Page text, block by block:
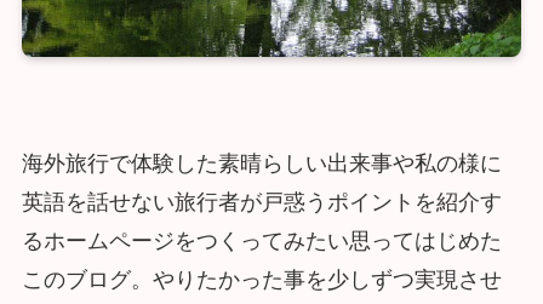
海外旅行で体験した素晴らしい出来事や私の様に
英語を話せない旅行者が戸惑うポイントを紹介す
るホームページをつくってみたい思ってはじめた
このブログ。やりたかった事を少しずつ実現させ